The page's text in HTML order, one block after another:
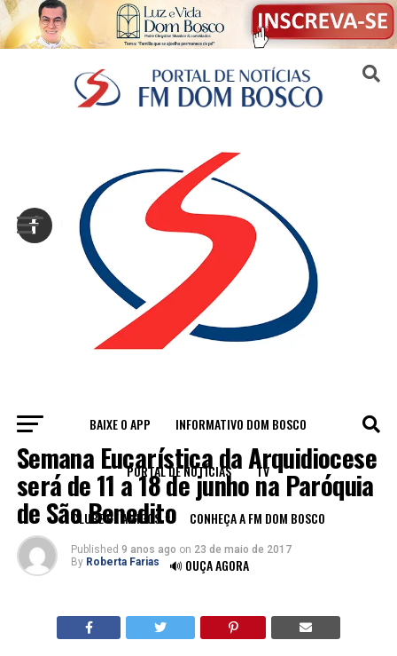
BAIXE O APP INFORMATIVO DOM BOSCO
PORTAL DE NOTÍCIAS TV
CLUBE DE AMIGOS CONHEÇA A FM DOM BOSCO
🔊 OUÇA AGORA
NOTÍCIAS
Semana Eucarística da Arquidiocese
será de 11 a 18 de junho na Paróquia
de São Benedito
Published 9 anos ago on 23 de maio de 2017
By Roberta Farias
Sair da versão mobile